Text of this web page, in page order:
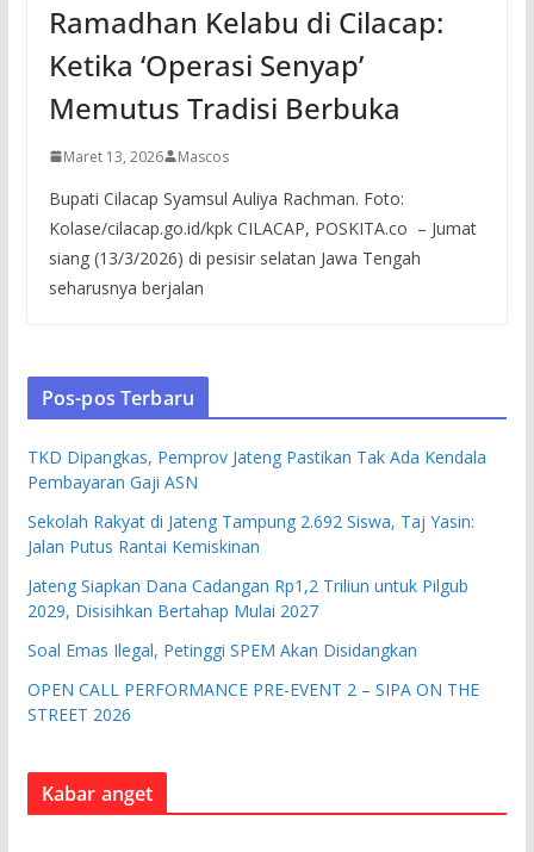
Ramadhan Kelabu di Cilacap:
Ketika ‘Operasi Senyap’
Memutus Tradisi Berbuka
Maret 13, 2026 Mascos
Bupati Cilacap Syamsul Auliya Rachman. Foto:
Kolase/cilacap.go.id/kpk CILACAP, POSKITA.co – Jumat
siang (13/3/2026) di pesisir selatan Jawa Tengah
seharusnya berjalan
Pos-pos Terbaru
TKD Dipangkas, Pemprov Jateng Pastikan Tak Ada Kendala
Pembayaran Gaji ASN
Sekolah Rakyat di Jateng Tampung 2.692 Siswa, Taj Yasin:
Jalan Putus Rantai Kemiskinan
Jateng Siapkan Dana Cadangan Rp1,2 Triliun untuk Pilgub
2029, Disisihkan Bertahap Mulai 2027
Soal Emas Ilegal, Petinggi SPEM Akan Disidangkan
OPEN CALL PERFORMANCE PRE-EVENT 2 – SIPA ON THE
STREET 2026
Kabar anget